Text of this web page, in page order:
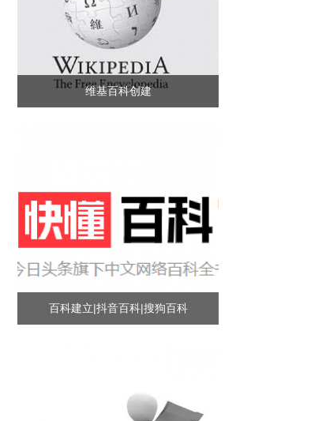
维基百科创建
百科建立|抖音百科|搜狗百科